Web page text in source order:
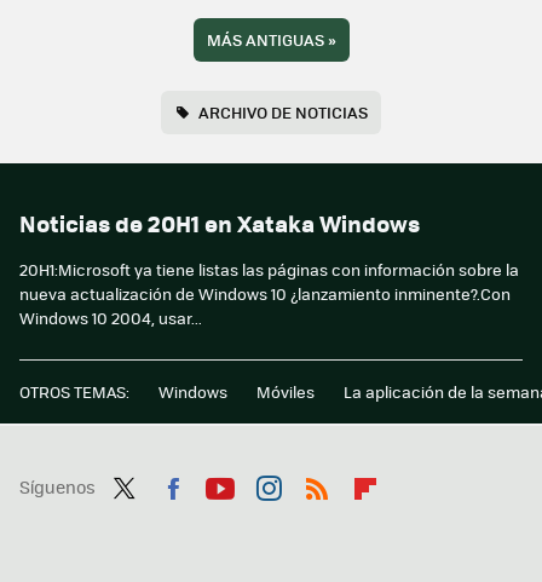
MÁS ANTIGUAS»
ARCHIVO DE NOTICIAS
Noticias de 20H1 en Xataka Windows
20H1:Microsoft ya tiene listas las páginas con información sobre la
nueva actualización de Windows 10 ¿lanzamiento inminente?.Con
Windows 10 2004, usar...
OTROS TEMAS: Windows Móviles La aplicación de la
Síguenos